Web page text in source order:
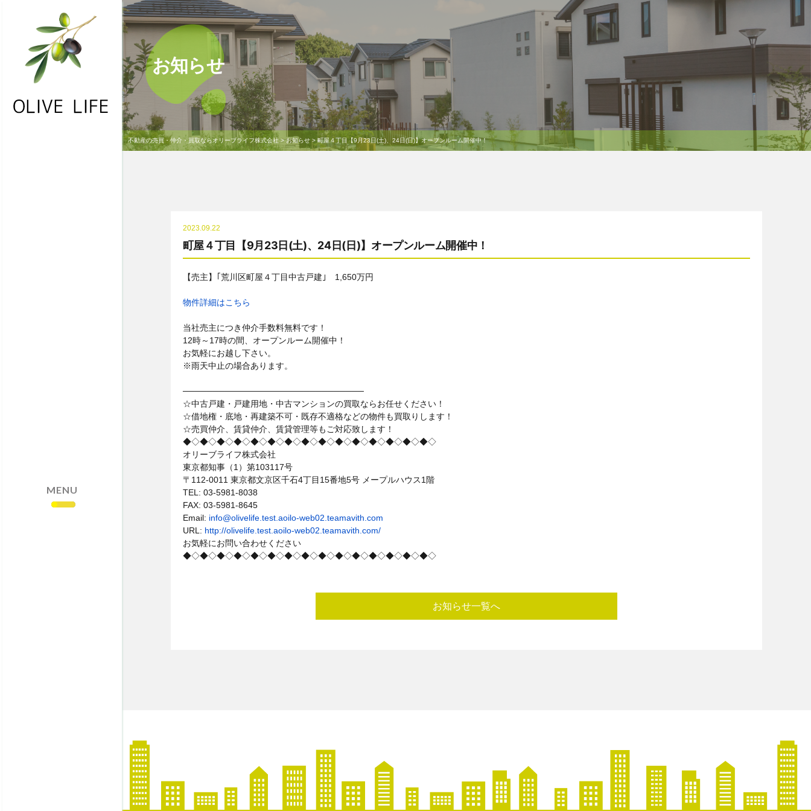
MENU
お知らせ
不動産の売買・仲介・買取ならオリーブライフ株式会社>お知らせ>町屋４丁目【9月23日(土)、24日(日)】オープンルーム開催中！
2023.09.22
町屋４丁目【9月23日(土)、24日(日)】オープンルーム開催中！
【売主】｢荒川区町屋４丁目中古戸建｣ 1,650万円
物件詳細はこちら
当社売主につき仲介手数料無料です！
12時～17時の間、オープンルーム開催中！
お気軽にお越し下さい。
※雨天中止の場合あります。
──────────────────────────────
☆中古戸建・戸建用地・中古マンションの買取ならお任せください！
☆借地権・底地・再建築不可・既存不適格などの物件も買取りします！
☆売買仲介、賃貸仲介、賃貸管理等もご対応致します！
◆◇◆◇◆◇◆◇◆◇◆◇◆◇◆◇◆◇◆◇◆◇◆◇◆◇◆◇◆◇
オリーブライフ株式会社
東京都知事（1）第103117号
〒112-0011 東京都文京区千石4丁目15番地5号 メープルハウス1階
TEL: 03-5981-8038
FAX: 03-5981-8645
Email: info@olivelife.test.aoilo-web02.teamavith.com
URL: http://olivelife.test.aoilo-web02.teamavith.com/
お気軽にお問い合わせください
◆◇◆◇◆◇◆◇◆◇◆◇◆◇◆◇◆◇◆◇◆◇◆◇◆◇◆◇◆◇
お知らせ一覧へ